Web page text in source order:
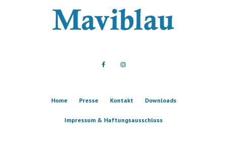
Home Presse Kontakt Downloads
Impressum & Haftungsausschluss